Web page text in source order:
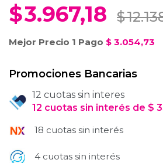
$3.967,18 $
Mejor Precio 1 Pago $ 3.054,73
Promociones Bancarias
12 cuotas sin interes
12 cuotas sin interés de $
18 cuotas sin interés
4 cuotas sin interés